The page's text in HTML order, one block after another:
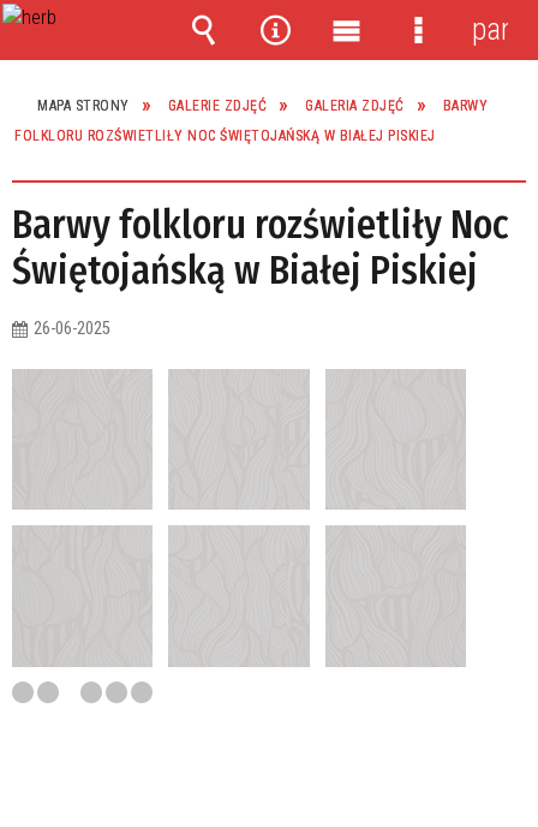
MAPA STRONY GALERIE ZDJĘĆ GALERIA ZDJĘĆ
BARWY
FOLKLORU ROZŚWIETLIŁY NOC ŚWIĘTOJAŃSKĄ W BIAŁEJ PISKIEJ
Barwy folkloru rozświetliły Noc
Świętojańską w Białej Piskiej
26-06-2025
Wyszukiwarka
Narzędzia
Menu
główne
Menu
panel